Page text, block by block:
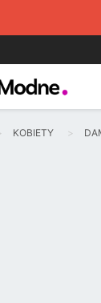
KOBIETY